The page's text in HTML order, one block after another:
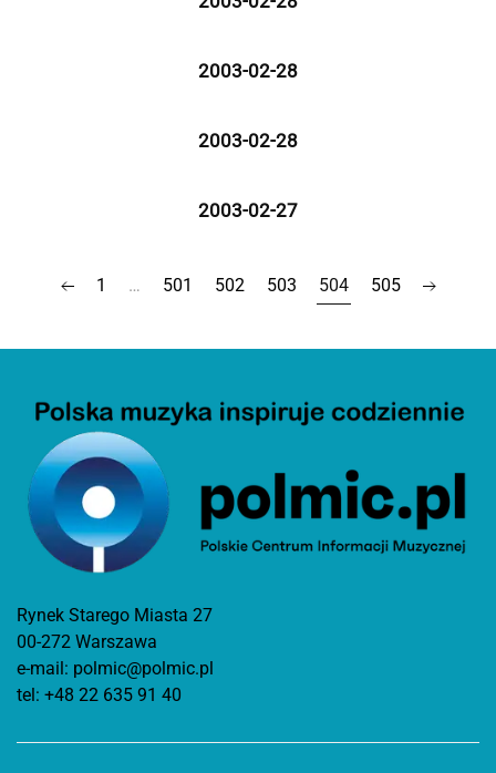
2003-02-28
2003-02-28
2003-02-27
1 … 501 502 503 504 505
Rynek Starego Miasta 27
00-272 Warszawa
e-mail: polmic@polmic.pl
tel: +48 22 635 91 40